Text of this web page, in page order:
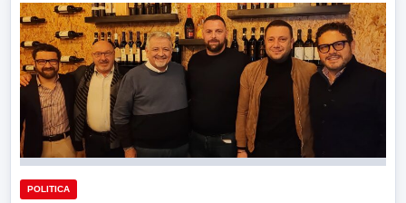
POLITICA